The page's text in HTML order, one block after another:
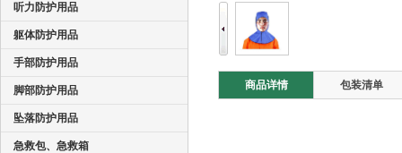
听力防护用品
躯体防护用品
手部防护用品
脚部防护用品
坠落防护用品
急救包、急救箱
商品详情 包装清单